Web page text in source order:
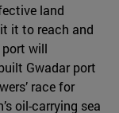
land
it to reach and
will
Gwadar port
race for
oil-carrying sea